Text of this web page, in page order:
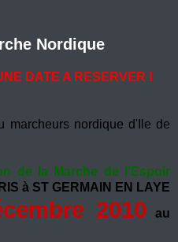
Nordique
DATE A RESERVER !
marcheurs nordique d'Ile de
de la Marche de l'Espoir
à ST GERMAIN EN LAYE
2010
au